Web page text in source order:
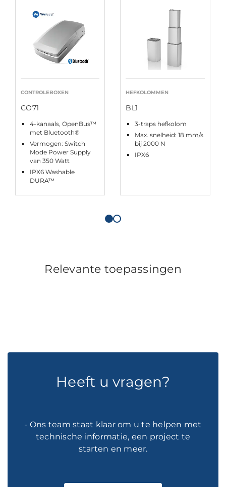
CONTROLEBOXEN
CO71
4-kanaals, OpenBus™
met Bluetooth®
Vermogen: Switch
Mode Power Supply
van 350 Watt
IPX6 Washable
DURA™
HEFKOLOMMEN
BL1
3-traps hefkolom
Max. snelheid: 18 mm/s
bij 2000 N
IPX6
Relevante toepassingen
Heeft u vragen?
- Ons team staat klaar om u te helpen met
technische informatie, een project te
starten en meer.